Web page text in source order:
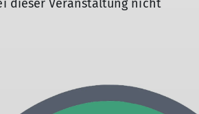
dieser Veranstaltung nicht